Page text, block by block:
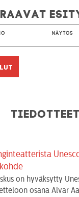
Näytös
Tiedotteet
on hyväksytty
osana Alvar